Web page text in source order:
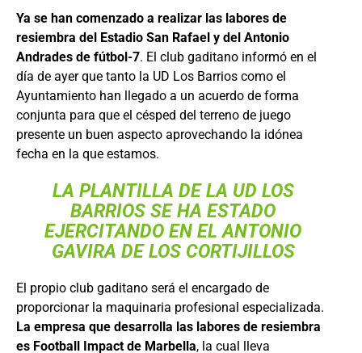
Ya se han comenzado a realizar las labores de
resiembra del Estadio San Rafael y del Antonio
Andrades de fútbol-7. El club gaditano informó en el
día de ayer que tanto la UD Los Barrios como el
Ayuntamiento han llegado a un acuerdo de forma
conjunta para que el césped del terreno de juego
presente un buen aspecto aprovechando la idónea
fecha en la que estamos.
LA PLANTILLA DE LA UD LOS
BARRIOS SE HA ESTADO
EJERCITANDO EN ELANTONIO
GAVIRA DE LOS CORTIJILLOS
El propio club gaditano será el encargado de
proporcionar la maquinaria profesional especializada.
La empresa que desarrolla las labores de resiembra
es Football Impact de Marbella, la cual lleva